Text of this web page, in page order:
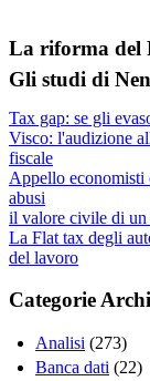
La riforma del
Gli studi di
Tax gap: se gli
Visco: l'audizione
fiscale
Appello economisti
abusi
il valore civile di un
La Flat tax degli
del lavoro
Categorie
Analisi (273)
Banca dati (22)